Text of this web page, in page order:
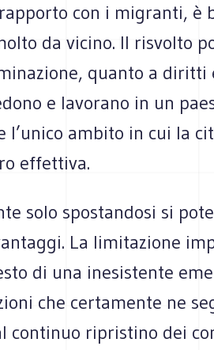
con i migranti, è
da vicino. Il risvolto
quanto a diritti
e lavorano in un
ambito in cui la
effettiva.
solo spostandosi si
La limitazione
di una inesistente
che certamente ne
continuo ripristino dei